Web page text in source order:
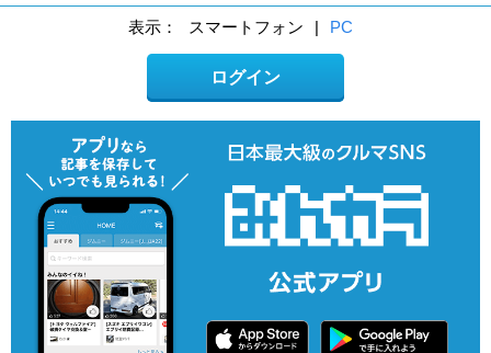
表示： スマートフォン | PC
ログイン